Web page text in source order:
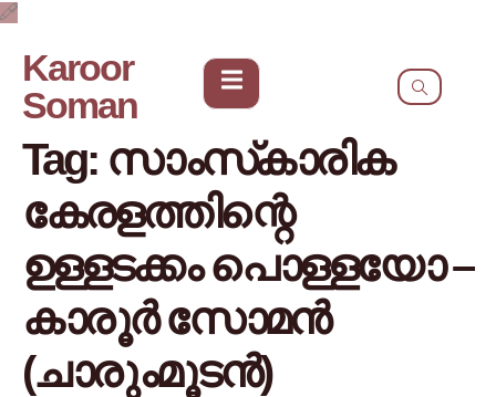
Karoor
Soman
Tag: സാംസ്‌കാരിക
കേരളത്തിന്റെ
ഉള്ളടക്കം പൊള്ളയോ –
കാരൂർ സോമൻ
(ചാരുംമൂടൻ)